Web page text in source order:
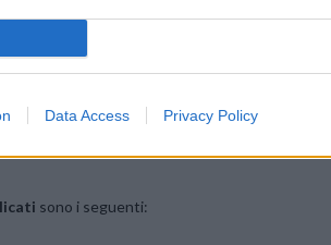
Data Access Privacy Policy
del barring, ti offre un idoneo
sono i seguenti: